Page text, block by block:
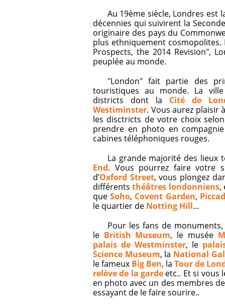
Au 19ème siècle, Londres est
décennies qui suivirent la
originaire des pays du
plus ethniquement
Prospects, the 2014 Revision",
peuplée au monde.
"London" fait partie des
touristiques au monde. La
districts dont la Cité de
Westiminster. Vous aurez plaisir
les disctricts de votre choix
prendre en photo en
cabines téléphoniques rouges.
La grande majorité des
End. Vous pourrez faire votre
d’Oxford Street, vous plongez
différentsthéâtres londonniens,
queSoho, Covent Garden,
le quartier de Notting Hill...
Pour les fans de
le British Museum, le musée
palais de Westminster, le
Science Museum, la National
le fameux Big Ben, la Tour de
relève de la garde etc.. Et si vous
en photo avec un des membres
essayant de le faire sourire..